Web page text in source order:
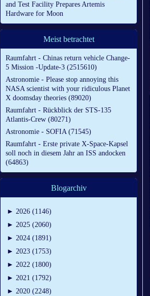
and Test Facility Prepares Artemis
Hardware for Moon
Meist betrachtet
Raumfahrt - Chinas return vehicle Change-
5 Mission -Update-3 (2515610)
Astronomie - Please stop annoying this
NASA scientist with your ridiculous Planet
X doomsday theories (89020)
Raumfahrt - Rückblick der STS-135
Atlantis-Crew (80271)
Astronomie - SOFIA (71545)
Raumfahrt - Erste private X-Space-Kapsel
soll noch in diesem Jahr an ISS andocken
(64863)
Blogarchiv
► 2026 (1146)
► 2025 (2060)
► 2024 (1891)
► 2023 (1753)
► 2022 (1800)
► 2021 (1792)
► 2020 (2248)